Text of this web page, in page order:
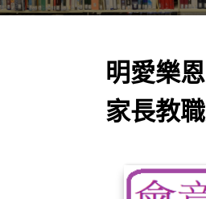
明愛樂
家長教